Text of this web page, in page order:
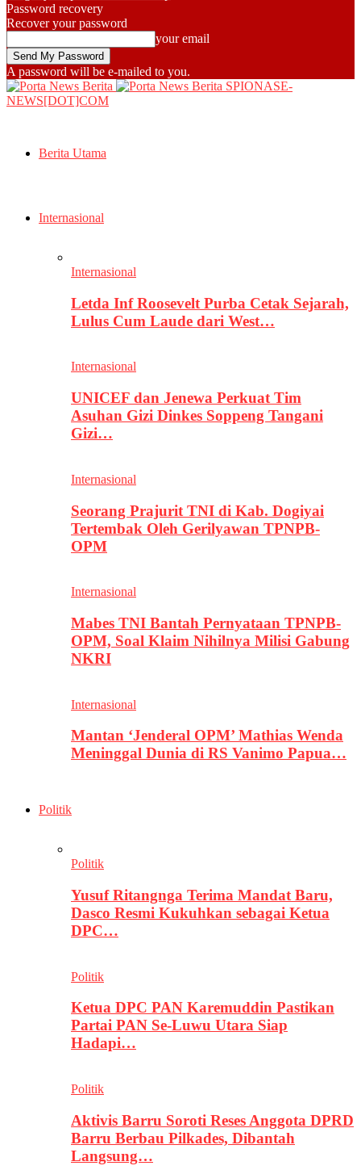
Password recovery
Recover your password
your email
A password will be e-mailed to you.
SPIONASE-
NEWS[DOT]COM
Berita Utama
Internasional
Internasional
Letda Inf Roosevelt Purba Cetak Sejarah,
Lulus Cum Laude dari West…
Internasional
UNICEF dan Jenewa Perkuat Tim
Asuhan Gizi Dinkes Soppeng Tangani
Gizi…
Internasional
Seorang Prajurit TNI di Kab. Dogiyai
Tertembak Oleh Gerilyawan TPNPB-
OPM
Internasional
Mabes TNI Bantah Pernyataan TPNPB-
OPM, Soal Klaim Nihilnya Milisi Gabung
NKRI
Internasional
Mantan ‘Jenderal OPM’ Mathias Wenda
Meninggal Dunia di RS Vanimo Papua…
Politik
Politik
Yusuf Ritangnga Terima Mandat Baru,
Dasco Resmi Kukuhkan sebagai Ketua
DPC…
Politik
Ketua DPC PAN Karemuddin Pastikan
Partai PAN Se-Luwu Utara Siap
Hadapi…
Politik
Aktivis Barru Soroti Reses Anggota DPRD
Barru Berbau Pilkades, Dibantah
Langsung…